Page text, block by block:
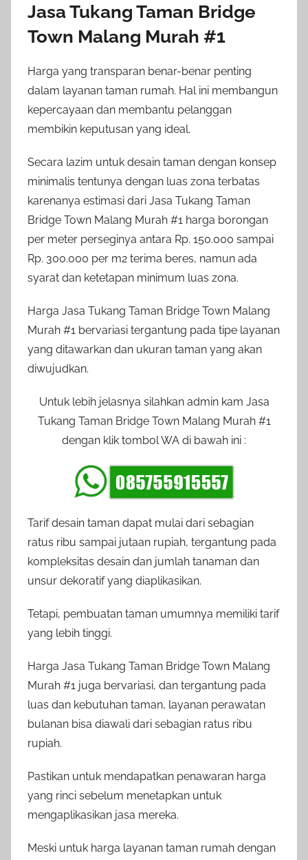
Jasa Tukang Taman Bridge
Town Malang Murah #1
Harga yang transparan benar-benar penting
dalam layanan taman rumah. Hal ini membangun
kepercayaan dan membantu pelanggan
membikin keputusan yang ideal.
Secara lazim untuk desain taman dengan konsep
minimalis tentunya dengan luas zona terbatas
karenanya estimasi dari Jasa Tukang Taman
Bridge Town Malang Murah #1 harga borongan
per meter perseginya antara Rp. 150.000 sampai
Rp. 300.000 per m2 terima beres, namun ada
syarat dan ketetapan minimum luas zona.
Harga Jasa Tukang Taman Bridge Town Malang
Murah #1 bervariasi tergantung pada tipe layanan
yang ditawarkan dan ukuran taman yang akan
diwujudkan.
Untuk lebih jelasnya silahkan admin kam Jasa
Tukang Taman Bridge Town Malang Murah #1
dengan klik tombol WA di bawah ini :
Tarif desain taman dapat mulai dari sebagian
ratus ribu sampai jutaan rupiah, tergantung pada
kompleksitas desain dan jumlah tanaman dan
unsur dekoratif yang diaplikasikan.
Tetapi, pembuatan taman umumnya memiliki tarif
yang lebih tinggi.
Harga Jasa Tukang Taman Bridge Town Malang
Murah #1 juga bervariasi, dan tergantung pada
luas dan kebutuhan taman, layanan perawatan
bulanan bisa diawali dari sebagian ratus ribu
rupiah.
Pastikan untuk mendapatkan penawaran harga
yang rinci sebelum menetapkan untuk
mengaplikasikan jasa mereka.
Meski untuk harga layanan taman rumah dengan